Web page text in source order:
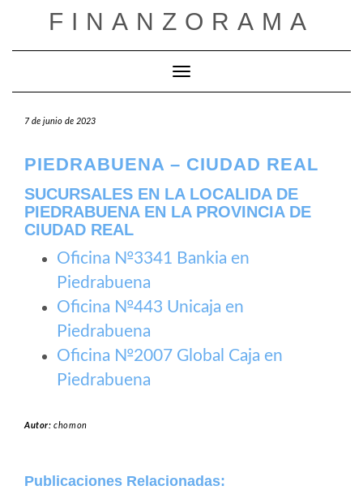
FINANZORAMA
Cambiar modo de navegación
7 de junio de 2023
PIEDRABUENA – CIUDAD REAL
SUCURSALES EN LA LOCALIDA DE
PIEDRABUENA EN LA PROVINCIA DE
CIUDAD REAL
Oficina №3341 Bankia en
Piedrabuena
Oficina №443 Unicaja en
Piedrabuena
Oficina №2007 Global Caja en
Piedrabuena
Autor:chomon
Publicaciones Relacionadas: